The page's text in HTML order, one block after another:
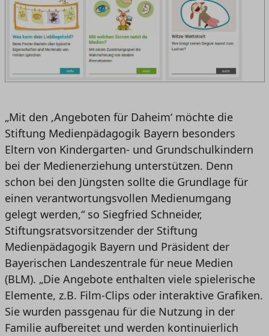
„Mit den ‚Angeboten für Daheim‘ möchte die
Stiftung Medienpädagogik Bayern besonders
Eltern von Kindergarten- und Grundschulkindern
bei der Medienerziehung unterstützen. Denn
schon bei den Jüngsten sollte die Grundlage für
einen verantwortungsvollen Medienumgang
gelegt werden,“ so Siegfried Schneider,
Stiftungsratsvorsitzender der Stiftung
Medienpädagogik Bayern und Präsident der
Bayerischen Landeszentrale für neue Medien
(BLM). „Die Angebote enthalten viele spielerische
Elemente, z.B. Film-Clips oder interaktive Grafiken.
Sie wurden passgenau für die Nutzung in der
Familie aufbereitet und werden kontinuierlich